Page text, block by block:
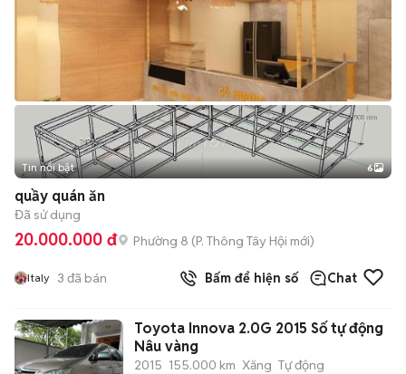
+2
Tin nổi bật 6
quầy quán ăn
Đã sử dụng
20.000.000 đ Phường 8 (P. Thông Tây Hội mới)
Italy 3 đã bán Bấm để hiện số Chat
Toyota Innova 2.0G 2015 Số tự động
Nâu vàng
2015 155.000 km Xăng Tự động